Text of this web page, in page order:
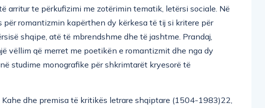
arritur te përkufizimi me zotërimin tematik, letërsi sociale. Në
për romantizmin kapërthen dy kërkesa të tij si kritere për
shqipe, atë të mbrendshme dhe të jashtme. Prandaj,
vëllim që merret me poetikën e romantizmit dhe nga dy
studime monografike për shkrimtarët kryesorë të
dhe premisa të kritikës letrare shqiptare (1504-1983)22,